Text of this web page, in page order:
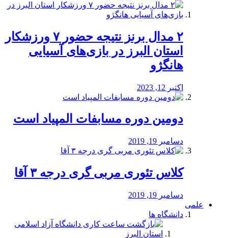
۲ مدال برنز نتیجه حضور ۷ ورزشکار
استان البرز در بازی‌های آسیایی
هانگژو
اکتبر 12, 2023
دومین دوره مسابفات المپیاد است
دسامبر 19, 2019
کلاس تئوری مربی گری درجه ۳ آقا
دسامبر 19, 2019
علمی
دانشگاه ها